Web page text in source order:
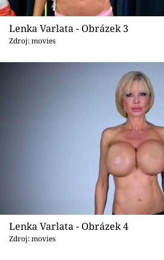
Lenka Varlata - Obrázek 3
Zdroj: movies
Lenka Varlata - Obrázek 4
Zdroj: movies